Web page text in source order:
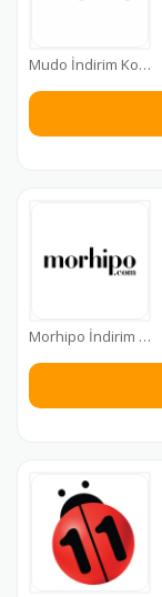
Mudo İndirim Kodu
Morhipo İndirim Kodu